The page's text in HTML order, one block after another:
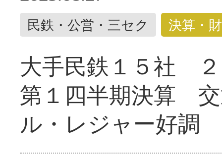
民鉄・公営・三セク 決算・
大手民鉄１５社
第１四半期決算
ル・レジャー好調